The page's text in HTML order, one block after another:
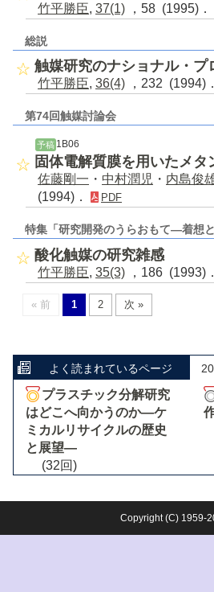
竹平勝臣, 37(1) ，58 (1995)．
総説
触媒研究のナショナル・プ
竹平勝臣, 36(4) ，232 (1994)
第74回触媒討論会
予稿 1B06
固体電解質膜を用いたメ
佐藤剛一 ・ 中村潤児 ・ 内島俊
(1994)．
PDF
特集「研究開発のうらおもて―着想
酸化触媒の研究雑感
竹平勝臣, 35(3) ，186 (1993)
« 前 1 2 次 »
よく読まれているページ
プラスチック分解研究
はどこへ向かうのか―ケ
ミカルリサイクルの歴史
と展望―
(32回)
Copyright (C) 1959-